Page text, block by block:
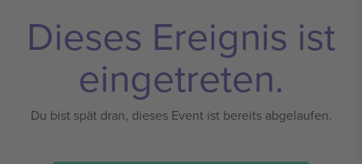
Dieses Ereignis ist
eingetreten.
Du bist spät dran, dieses Event ist bereits abgelaufen.